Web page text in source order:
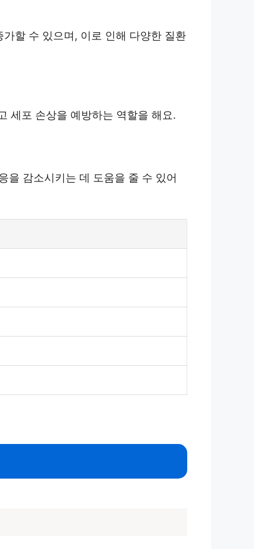
할 수 있으며, 이로 인해 다양한 질환
세포 손상을 예방하는 역할을 해요.
을 감소시키는 데 도움을 줄 수 있어